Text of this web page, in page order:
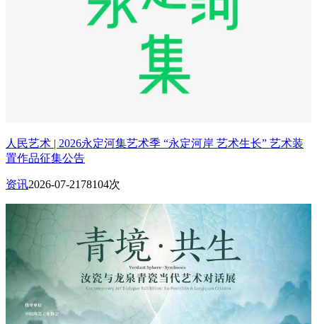
人民艺术 | 2026永定河集艺术季 “永定河岸 艺术生长” 艺术装
置作品征集公告
资讯2026-07-21 78104次